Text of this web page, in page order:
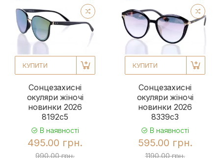
КУПИТИ
Сонцезахисні
окуляри жіночі
новинки 2026
8192c5
В наявності
495.00 грн.
990.00 грн.
КУПИТИ
Сонцезахисні
окуляри жіночі
новинки 2026
8339c3
В наявності
595.00 грн.
1190.00 грн.